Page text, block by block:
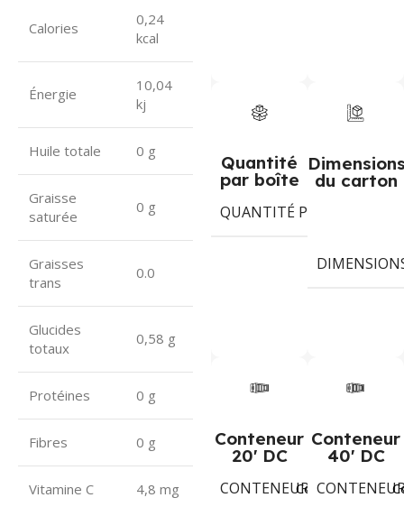
Calories
0,24
kcal
Énergie
10,04
kj
Huile totale 0 g
Graisse
saturée
0 g
Graisses
trans
0.0
Glucides
totaux
0,58 g
Protéines 0 g
Fibres 0 g
Vitamine C 4,8 mg
Quantité
par boîte
QUANTITÉ PAR BOÎTE
du carton
Conteneur
20' DC
CONTENEUR 20' DC
Colis
Conteneur
40' DC